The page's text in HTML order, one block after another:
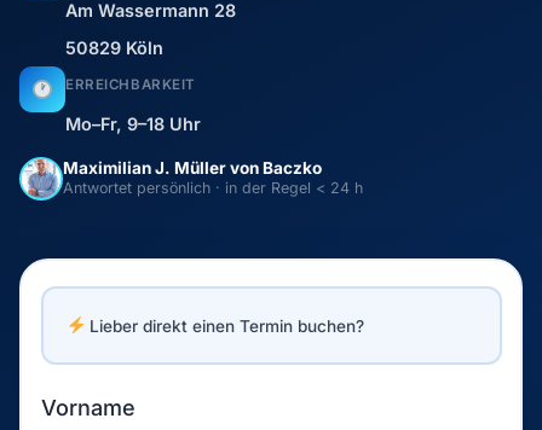
Am Wassermann 28
50829 Köln
ERREICHBARKEIT
Mo–Fr, 9–18 Uhr
Maximilian J. Müller von Baczko
Antwortet persönlich · in der Regel < 24 h
Lieber direkt einen Termin buchen?
Vorname